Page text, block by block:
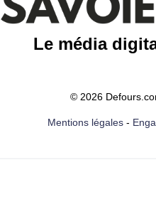
Le média
© 2026
Mentions légales-